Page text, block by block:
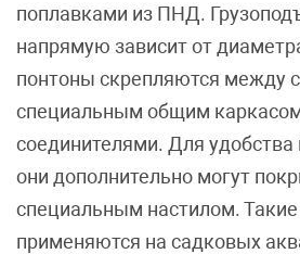
поплавками из ПНД.
напрямую зависит от
понтоны скрепляются между
специальным общим
соединителями. Для удобства
они дополнительно могут
специальным настилом.
применяются на садковых